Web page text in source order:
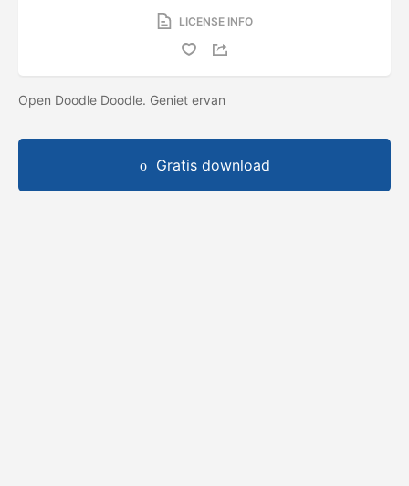
LICENSE INFO
Open Doodle Doodle. Geniet ervan
Gratis download